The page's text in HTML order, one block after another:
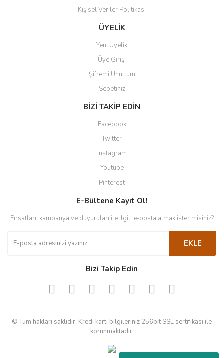
Kişisel Veriler Politikası
ÜYELİK
Yeni Üyelik
Üye Girişi
Şifremi Unuttum
Sepetiniz
BİZİ TAKİP EDİN
Facebook
Twitter
Instagram
Youtube
Pinterest
E-Bültene Kayıt Ol!
Fırsatları, kampanya ve duyuruları ile ilgili e-posta almak ister misiniz?
EKLE
Bizi Takip Edin
© Tüm hakları saklıdır. Kredi kartı bilgileriniz 256bit SSL sertifikası ile
korunmaktadır.